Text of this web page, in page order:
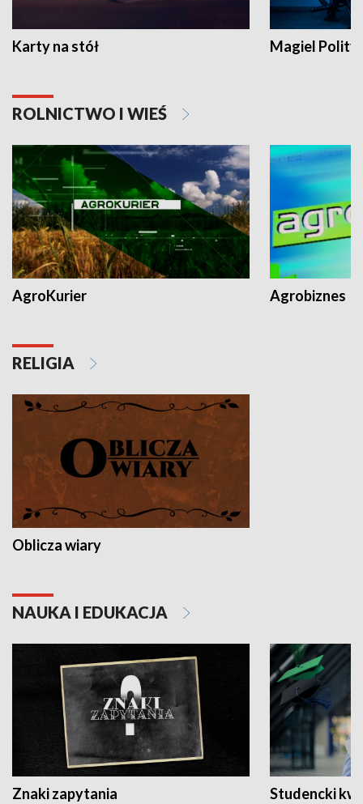
Karty na stół Magiel
ROLNICTWO I WIEŚ
AgroKurier Agrobiznes
RELIGIA
Oblicza wiary
NAUKA I EDUKACJA
Znaki zapytania Studencki